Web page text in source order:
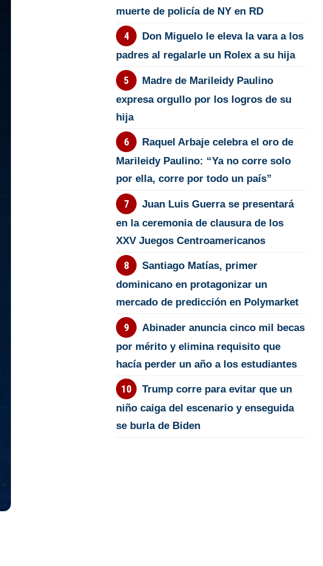
muerte de policía de NY en RD
Don Miguelo le eleva la vara a los
padres al regalarle un Rolex a su hija
Madre de Marileidy Paulino
expresa orgullo por los logros de su
hija
Raquel Arbaje celebra el oro de
Marileidy Paulino: “Ya no corre solo
por ella, corre por todo un país”
Juan Luis Guerra se presentará
en la ceremonia de clausura de los
XXV Juegos Centroamericanos
Santiago Matías, primer
dominicano en protagonizar un
mercado de predicción en Polymarket
Abinader anuncia cinco mil becas
por mérito y elimina requisito que
hacía perder un año a los estudiantes
Trump corre para evitar que un
niño caiga del escenario y enseguida
se burla de Biden